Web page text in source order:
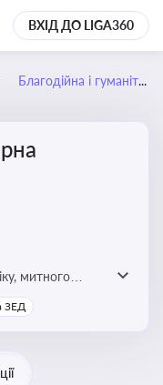
ВХІД ДО LIGA360
Благодійна і гуманітарна допомога
митного
або
ЗЕД